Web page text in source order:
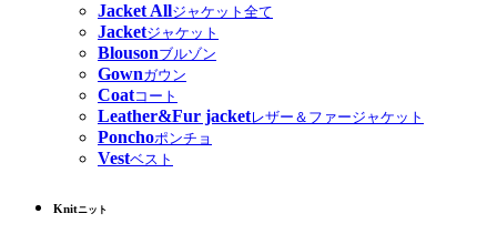
Jacket Allジャケット全て
Jacketジャケット
Blousonブルゾン
Gownガウン
Coatコート
Leather&Fur jacketレザー＆ファージャケット
Ponchoポンチョ
Vestベスト
Knitニット